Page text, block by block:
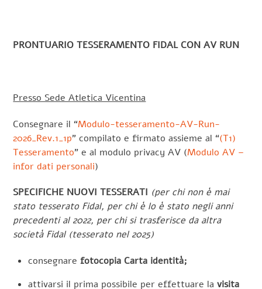
PRONTUARIO TESSERAMENTO FIDAL CON AV RUN
Presso Sede Atletica Vicentina
Consegnare il “Modulo-tesseramento-AV-Run-
2026_Rev.1_1p” compilato e firmato assieme al “(T1)
Tesseramento” e al modulo privacy AV (Modulo AV –
infor dati personali)
SPECIFICHE NUOVI TESSERATI (per chi non è mai
stato tesserato Fidal, per chi è lo è stato negli anni
precedenti al 2022, per chi si trasferisce da altra
società Fidal (tesserato nel 2025)
consegnare fotocopia Carta identità;
attivarsi il prima possibile per effettuare la visita